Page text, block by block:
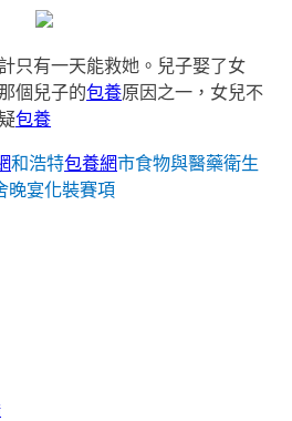
只有一天能救她。兒子娶了女
個兒子的包養原因之一，女兒不
包養
和浩特包養網市食物與醫藥衛生
晚宴化裝賽項